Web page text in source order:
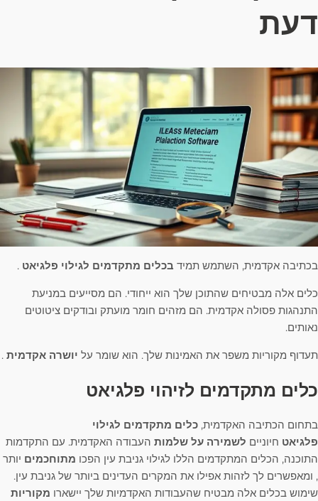
דעת
בכתיבה אקדמית, השתמש תמיד בכלים מתקדמים לגילוי פלגיאט .
כלים אלה מבטיחים שהתוכן שלך הוא ייחודי. הם מסייעים במניעת
התנהגות פסולה אקדמית. הם מזהים חומר מועתק ובודקים ציטוטים
נאותים.
תעדוף מקוריות משפר את האמינות שלך. הוא שומר על יושרה אקדמית .
כלים מתקדמים לזיהוי פלגיאט
בתחום הכתיבה האקדמית, כלים מתקדמים לגילוי
פלגיאט חיוניים לשמירה על שלמות העבודה האקדמית. עם התקדמות
התוכנה, הכלים המתקדמים הללו לגילוי גניבת עין הפכו מתוחכמים יותר
, ומאפשרים לך לזהות אפילו את המקרים העדינים ביותר של גניבת עין.
שימוש בכלים אלה מבטיח שהעבודות האקדמיות שלך יישארו מקוריות